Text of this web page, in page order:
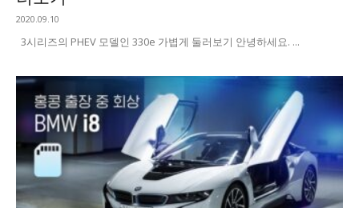
2020.09.10
3시리즈의 PHEV 모델인 330e 가볍게 둘러보기 안녕하세요. ...